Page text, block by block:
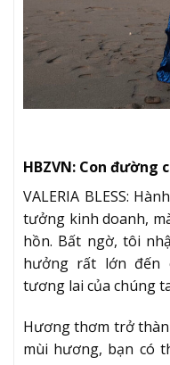
HBZVN: Con đường
VALERIA BLESS:
tưởng kinh doanh,
hồn. Bất ngờ, tôi
hưởng rất lớn đến
tương lai của chúng
Hương thơm trở
mùi hương, bạn có